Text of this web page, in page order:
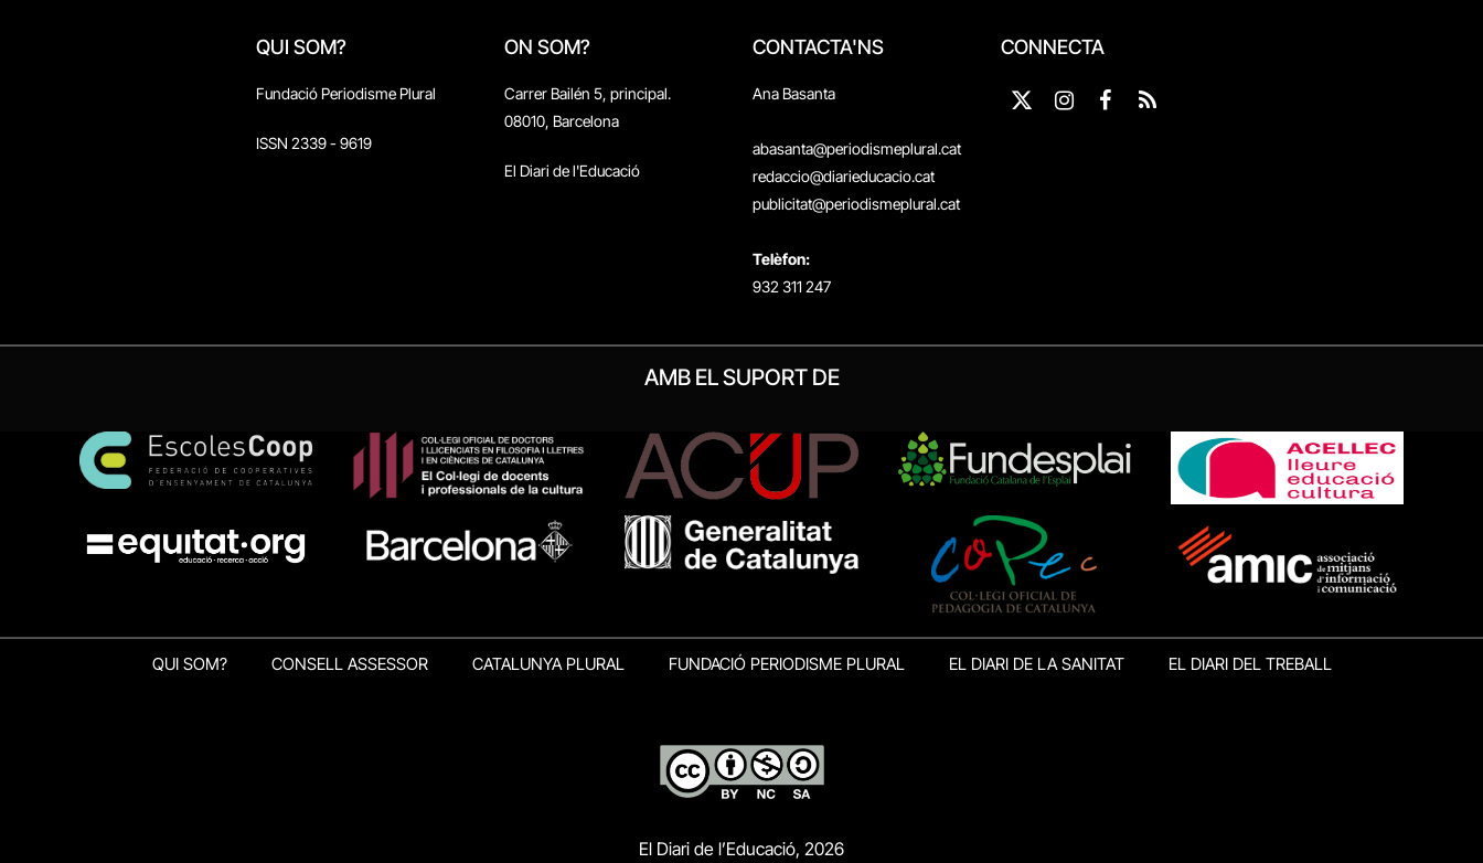
QUI SOM?
Fundació Periodisme Plural
ISSN 2339 - 9619
ON SOM?
Carrer Bailén 5, principal.
08010, Barcelona
El Diari de l'Educació
CONTACTA'NS
Ana Basanta
abasanta@periodismeplural.cat
redaccio@diarieducacio.cat
publicitat@periodismeplural.cat
Telèfon:
932 311 247
CONNECTA
X
Instagram
Facebook
RSS
AMB EL SUPORT DE
QUI SOM? CONSELL ASSESSOR CATALUNYA PLURAL FUNDACIÓ PERIODISME PLURAL EL DIARI DE LA SANITAT EL DIARI DEL TREBALL
El Diari de l’Educació, 2026